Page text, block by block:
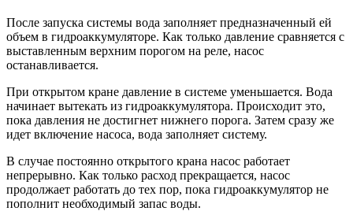
После запуска системы вода заполняет предназначенный ей
объем в гидроаккумуляторе. Как только давление сравняется с
выставленным верхним порогом на реле, насос
останавливается.
При открытом кране давление в системе уменьшается. Вода
начинает вытекать из гидроаккумулятора. Происходит это,
пока давления не достигнет нижнего порога. Затем сразу же
идет включение насоса, вода заполняет систему.
В случае постоянно открытого крана насос работает
непрерывно. Как только расход прекращается, насос
продолжает работать до тех пор, пока гидроаккумулятор не
пополнит необходимый запас воды.